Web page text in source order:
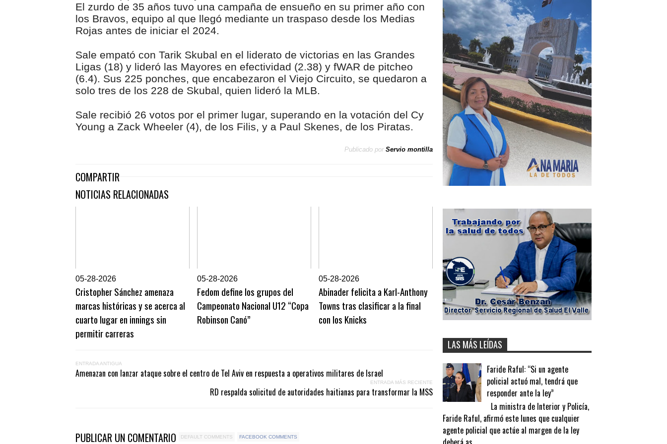
El zurdo de 35 años tuvo una campaña de ensueño en su primer año con
los Bravos, equipo al que llegó mediante un traspaso desde los Medias
Rojas antes de iniciar el 2024.
Sale empató con Tarik Skubal en el liderato de victorias en las Grandes
Ligas (18) y lideró las Mayores en efectividad (2.38) y fWAR de pitcheo
(6.4). Sus 225 ponches, que encabezaron el Viejo Circuito, se quedaron a
solo tres de los 228 de Skubal, quien lideró la MLB.
Sale recibió 26 votos por el primer lugar, superando en la votación del Cy
Young a Zack Wheeler (4), de los Filis, y a Paul Skenes, de los Piratas.
Publicado por Servio montilla
COMPARTIR
NOTICIAS RELACIONADAS
05-28-2026
Cristopher Sánchez amenaza
marcas históricas y se acerca al
cuarto lugar en innings sin
permitir carreras
05-28-2026
Fedom define los grupos del
Campeonato Nacional U12 “Copa
Robinson Canó”
05-28-2026
Abinader felicita a Karl-Anthony
Towns tras clasificar a la final
con los Knicks
ENTRADA ANTIGUA
Amenazan con lanzar ataque sobre el centro de Tel Aviv en respuesta a operativos militares de Israel
ENTRADA MÁS RECIENTE
RD respalda solicitud de autoridades haitianas para transformar la MSS
PUBLICAR UN COMENTARIO DEFAULT COMMENTS FACEBOOK COMMENTS
LAS MÁS LEÍDAS
Faride Raful: “Si un agente
policial actuó mal, tendrá que
responder ante la ley”
La ministra de Interior y Policía,
Faride Raful, afirmó este lunes que cualquier
agente policial que actúe al margen de la ley